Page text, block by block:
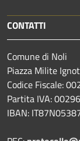
CONTATTI
Comune di Noli
Piazza Milite
Codice Fiscale:
Partita IVA:
IBAN: